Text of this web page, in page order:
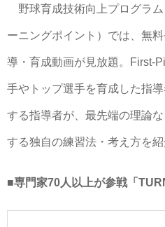
野球育成技術向上プログラ
ーニングポイント）では、無
導・育成動画が見放題。First-
手やトップ選手を育成した指
する指導者が、最先端の理論
する独自の練習法・考え方を紹
■専門家70人以上が参戦「